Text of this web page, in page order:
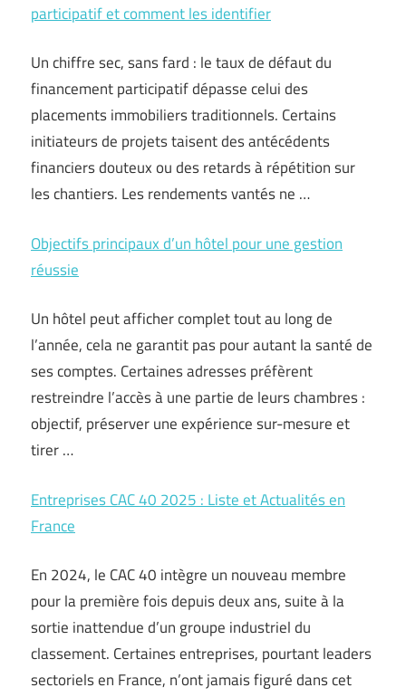
participatif et comment les identifier
Un chiffre sec, sans fard : le taux de défaut du
financement participatif dépasse celui des
placements immobiliers traditionnels. Certains
initiateurs de projets taisent des antécédents
financiers douteux ou des retards à répétition sur
les chantiers. Les rendements vantés ne …
Objectifs principaux d’un hôtel pour une gestion
réussie
Un hôtel peut afficher complet tout au long de
l’année, cela ne garantit pas pour autant la santé de
ses comptes. Certaines adresses préfèrent
restreindre l’accès à une partie de leurs chambres :
objectif, préserver une expérience sur-mesure et
tirer …
Entreprises CAC 40 2025 : Liste et Actualités en
France
En 2024, le CAC 40 intègre un nouveau membre
pour la première fois depuis deux ans, suite à la
sortie inattendue d’un groupe industriel du
classement. Certaines entreprises, pourtant leaders
sectoriels en France, n’ont jamais figuré dans cet